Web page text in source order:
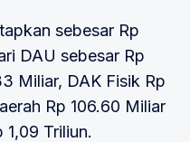
sebesar Rp
DAU sebesar Rp
Miliar, DAK Fisik Rp
Rp 106.60 Miliar
1,09 Triliun.